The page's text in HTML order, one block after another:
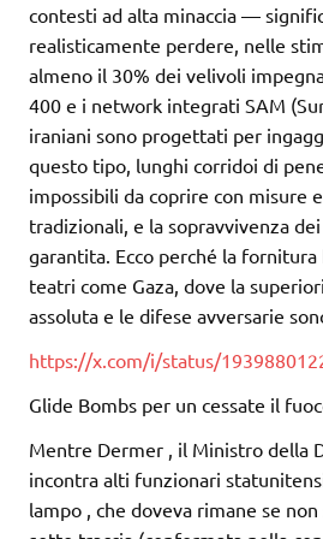
contesti ad alta minaccia —
realisticamente perdere, nelle
almeno il 30% dei velivoli
400 e i network integrati SAM
iraniani sono progettati per
questo tipo, lunghi corridoi di
impossibili da coprire con misure
tradizionali, e la sopravvivenza
garantita. Ecco perché la fornitura
teatri come Gaza, dove la
assoluta e le difese avversarie
https://x.com/i/status/
Glide Bombs per un cessate il
Mentre Dermer , il Ministro della
incontra alti funzionari
lampo , che doveva rimane se